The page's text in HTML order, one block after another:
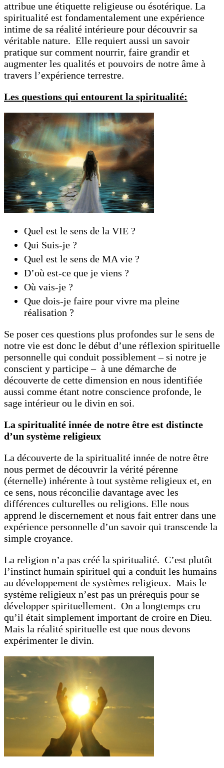
attribue une étiquette religieuse ou ésotérique. La
spiritualité est fondamentalement une expérience
intime de sa réalité intérieure pour découvrir sa
véritable nature. Elle requiert aussi un savoir
pratique sur comment nourrir, faire grandir et
augmenter les qualités et pouvoirs de notre âme à
travers l’expérience terrestre.
Les questions qui entourent la spiritualité:
Quel est le sens de la VIE ?
Qui Suis-je ?
Quel est le sens de MA vie ?
D’où est-ce que je viens ?
Où vais-je ?
Que dois-je faire pour vivre ma pleine
réalisation ?
Se poser ces questions plus profondes sur le sens de
notre vie est donc le début d’une réflexion spirituelle
personnelle qui conduit possiblement – si notre je
conscient y participe – à une démarche de
découverte de cette dimension en nous identifiée
aussi comme étant notre conscience profonde, le
sage intérieur ou le divin en soi.
La spiritualité innée de notre être est distincte
d’un système religieux
La découverte de la spiritualité innée de notre être
nous permet de découvrir la vérité pérenne
(éternelle) inhérente à tout système religieux et, en
ce sens, nous réconcilie davantage avec les
différences culturelles ou religions. Elle nous
apprend le discernement et nous fait entrer dans une
expérience personnelle d’un savoir qui transcende la
simple croyance.
La religion n’a pas créé la spiritualité. C’est plutôt
l’instinct humain spirituel qui a conduit les humains
au développement de systèmes religieux. Mais le
système religieux n’est pas un prérequis pour se
développer spirituellement. On a longtemps cru
qu’il était simplement important de croire en Dieu.
Mais la réalité spirituelle est que nous devons
expérimenter le divin.